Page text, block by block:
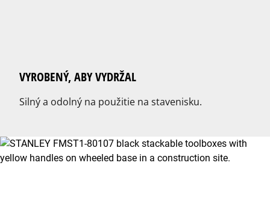
VYROBENÝ, ABY VYDRŽAL
Silný a odolný na použitie na stavenisku.